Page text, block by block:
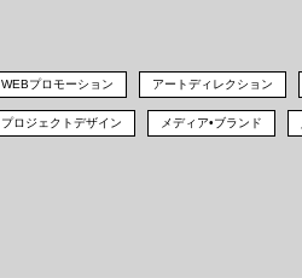
WEBプロモーション アートディレクション
プロジェクトデザイン メディア•ブランド